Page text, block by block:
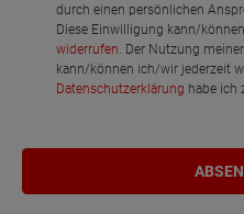
durch einen persönlichen
Diese Einwilligung kann/
widerrufen. Der Nutzung
kann/können ich/wir jederzeit
Datenschutzerklärung habe ich